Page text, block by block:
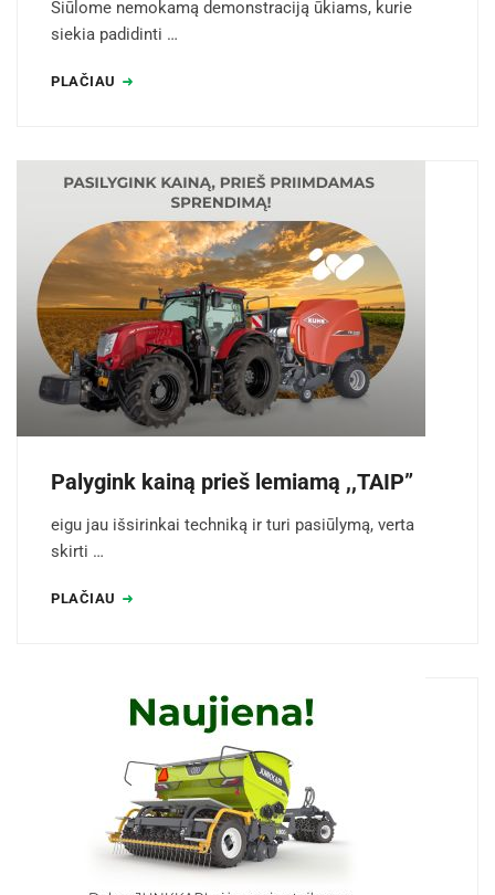
Siūlome nemokamą demonstraciją ūkiams, kurie
siekia padidinti …
PLAČIAU
Palygink kainą prieš lemiamą ,,TAIP”
eigu jau išsirinkai techniką ir turi pasiūlymą, verta
skirti …
PLAČIAU